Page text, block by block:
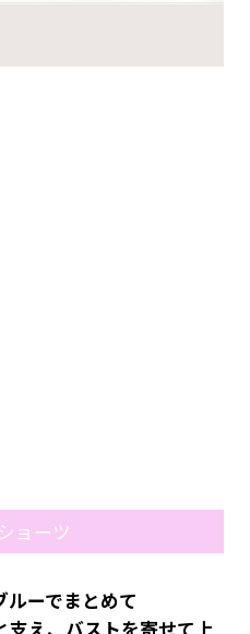
ョーツ
ーでまとめて
え、バストを寄せて上